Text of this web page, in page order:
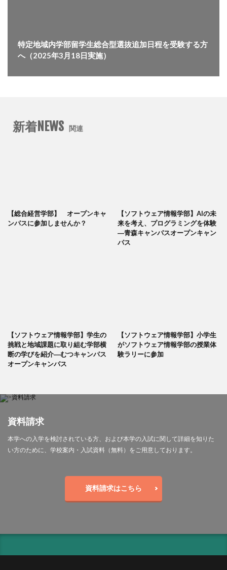
特定地域内学部留学生総合型選抜追加日程を受験する方
へ（2025年3月18日実施）
新着NEWS 関連
【総合経営学部】 オープンキャ
ンパスに参加しませんか？
【ソフトウェア情報学部】AIの未
来を考え、プログラミングを体験
―青森キャンパスオープンキャン
パス
【ソフトウェア情報学部】学生の
挑戦と地域課題に取り組む学部横
断の学びを紹介―むつキャンパス
オープンキャンパス
【ソフトウェア情報学部】小学生
がソフトウェア情報学部の授業体
験ラリーに参加
資料請求
本学への入学を検討されている方、および本学の入試に関して詳細を知りた
い方のために、学校案内・入試資料（無料）をご用意しております。
資料請求はこちら